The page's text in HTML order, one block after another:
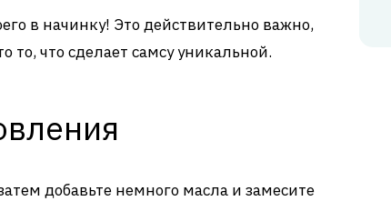
в начинку! Это действительно важно,
то, что сделает самсу уникальной.
добавьте немного масла и замесите